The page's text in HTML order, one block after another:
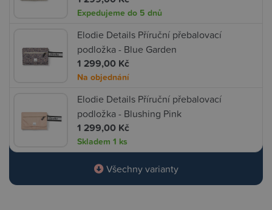
Expedujeme do 5 dnů
Elodie Details Příruční přebalovací
podložka - Blue Garden
1 299,00 Kč
Na objednání
Elodie Details Příruční přebalovací
podložka - Blushing Pink
1 299,00 Kč
Skladem 1 ks
Všechny varianty